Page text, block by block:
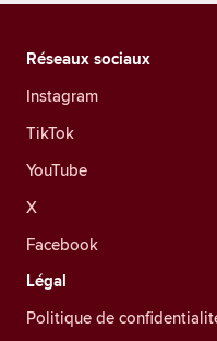
Réseaux sociaux
Instagram
TikTok
YouTube
X
Facebook
Légal
Politique de